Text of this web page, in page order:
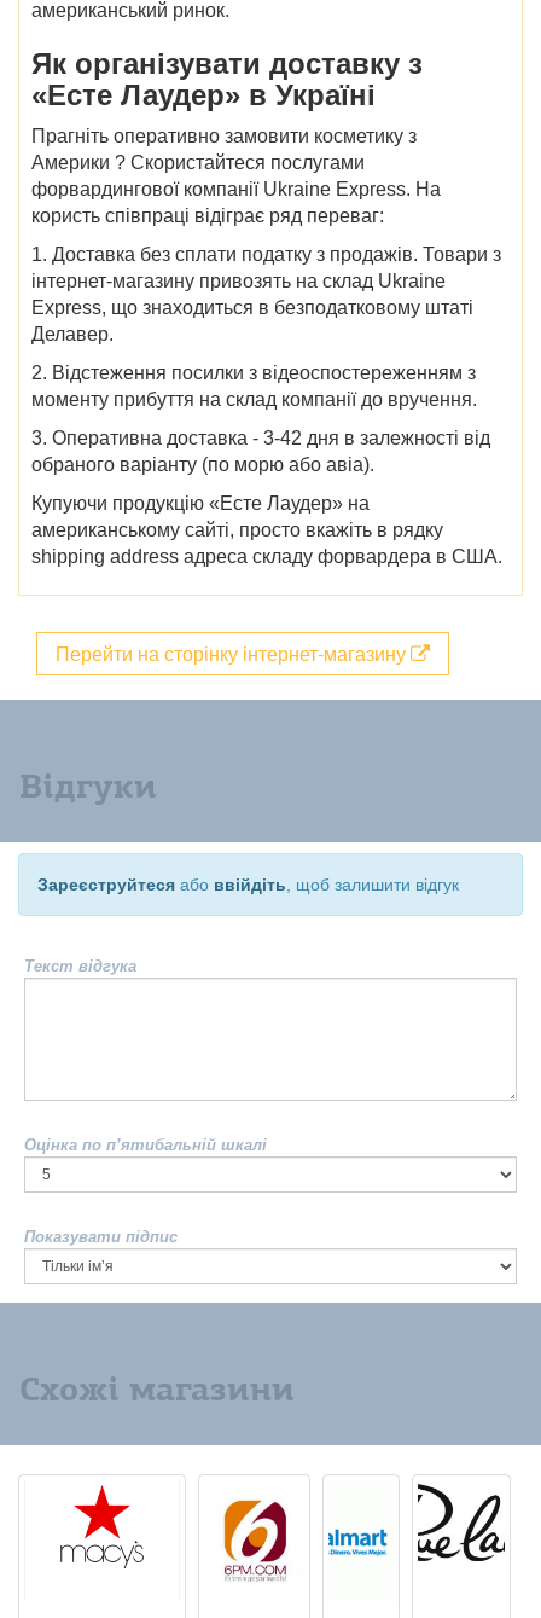
американський ринок.
Як організувати доставку з
«Есте Лаудер» в Україні
Прагніть оперативно замовити косметику з
Америки ? Скористайтеся послугами
форвардингової компанії Ukraine Express. На
користь співпраці відіграє ряд переваг:
1. Доставка без сплати податку з продажів. Товари з
інтернет-магазину привозять на склад Ukraine
Express, що знаходиться в безподатковому штаті
Делавер.
2. Відстеження посилки з відеоспостереженням з
моменту прибуття на склад компанії до вручення.
3. Оперативна доставка - 3-42 дня в залежності від
обраного варіанту (по морю або авіа).
Купуючи продукцію «Есте Лаудер» на
американському сайті, просто вкажіть в рядку
shipping address адреса складу форвардера в США.
Перейти на сторінку інтернет-магазину
Відгуки
Зареєструйтеся або ввійдіть , щоб залишити відгук
Текст відгука
Оцінка по п’ятибальній шкалі
Показувати підпис
Схожі магазини